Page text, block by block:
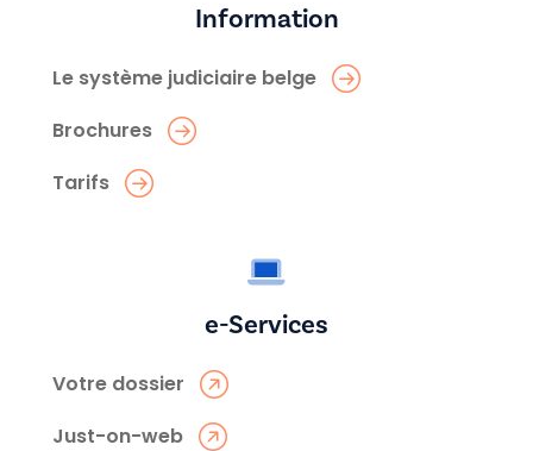
Information
Le système judiciaire belge
Brochures
Tarifs
e-Services
Votre dossier
Just-on-web